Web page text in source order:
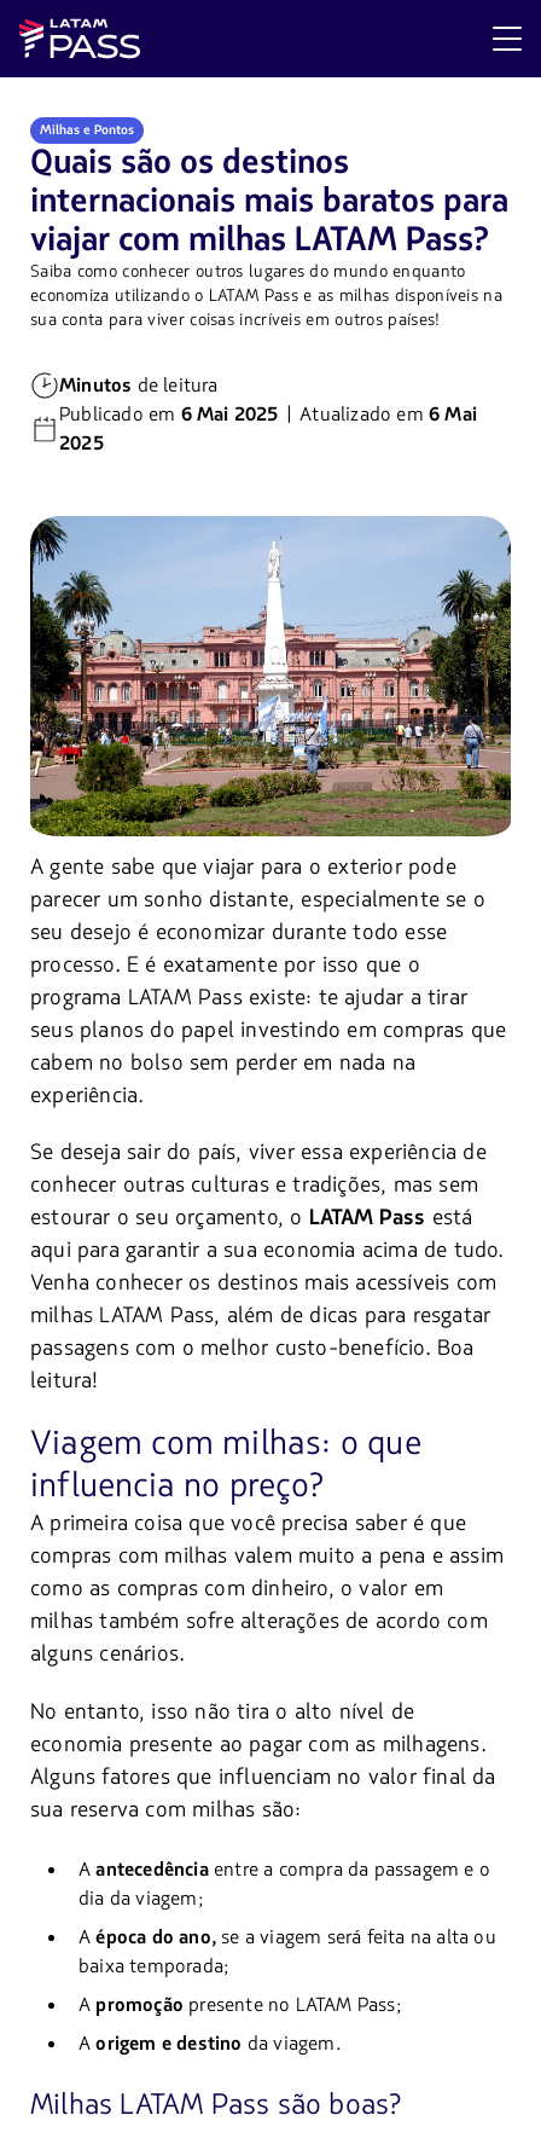
Milhas e Pontos
Quais são os destinos
internacionais mais baratos para
viajar com milhas LATAM Pass?
Saiba como conhecer outros lugares do mundo enquanto
economiza utilizando o LATAM Pass e as milhas disponíveis na
sua conta para viver coisas incríveis em outros países!
Minutos de leitura
Publicado em 6 Mai 2025 | Atualizado em 6 Mai
2025
A gente sabe que viajar para o exterior pode
parecer um sonho distante, especialmente se o
seu desejo é economizar durante todo esse
processo. E é exatamente por isso que o
programa LATAM Pass existe: te ajudar a tirar
seus planos do papel investindo em compras que
cabem no bolso sem perder em nada na
experiência.
Se deseja sair do país, viver essa experiência de
conhecer outras culturas e tradições, mas sem
estourar o seu orçamento, o LATAM Pass está
aqui para garantir a sua economia acima de tudo.
Venha conhecer os destinos mais acessíveis com
milhas LATAM Pass, além de dicas para resgatar
passagens com o melhor custo-benefício. Boa
leitura!
Viagem com milhas: o que
influencia no preço?
A primeira coisa que você precisa saber é que
compras com milhas valem muito a pena e assim
como as compras com dinheiro, o valor em
milhas também sofre alterações de acordo com
alguns cenários.
No entanto, isso não tira o alto nível de
economia presente ao pagar com as milhagens.
Alguns fatores que influenciam no valor final da
sua reserva com milhas são:
Aantecedência entre a compra da passagem e o
dia da viagem;
Aépoca do ano,se a viagem será feita na alta ou
baixa temporada;
A promoção presente no LATAM Pass;
Aorigem e destino da viagem.
Milhas LATAM Pass são boas?